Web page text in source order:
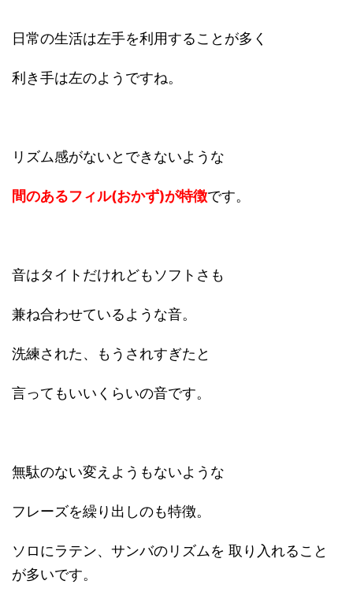
日常の生活は左手を利用することが多く
利き手は左のようですね。
リズム感がないとできないような
間のあるフィル(おかず)が特徴です。
音はタイトだけれどもソフトさも
兼ね合わせているような音。
洗練された、もうされすぎたと
言ってもいいくらいの音です。
無駄のない変えようもないような
フレーズを繰り出しのも特徴。
ソロにラテン、サンバのリズムを 取り入れること
が多いです。